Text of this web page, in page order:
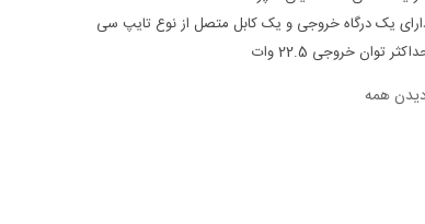
یک درگاه خروجی و یک کابل متصل از نوع تایپ سی
توان خروجی 22.5 وات
همه